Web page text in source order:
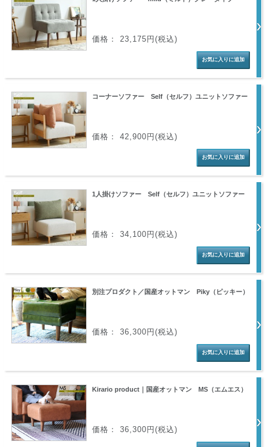
価格： 23,175円(税込)
コーナーソファー Self（セルフ）ユニットソファー
価格： 42,900円(税込)
1人掛けソファー Self（セルフ）ユニットソファー
価格： 34,100円(税込)
別注プロダクト／国産オットマン Piky（ピッキー）
価格： 36,300円(税込)
Kirario product｜国産オットマン MS（エムエス）
価格： 36,300円(税込)